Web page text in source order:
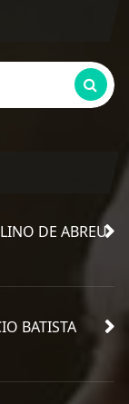
DE ABREU
BATISTA